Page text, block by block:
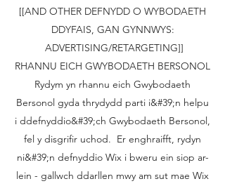
[[AND OTHER DEFNYDD O WYBODAETH
DDYFAIS, GAN GYNNWYS:
ADVERTISING/RETARGETING]]
RHANNU EICH GWYBODAETH BERSONOL
Rydym yn rhannu eich Gwybodaeth
Bersonol gyda thrydydd parti i&#39;n helpu
i ddefnyddio&#39;ch Gwybodaeth Bersonol,
fel y disgrifir uchod. Er enghraifft, rydyn
ni&#39;n defnyddio Wix i bweru ein siop ar-
lein - gallwch ddarllen mwy am sut mae Wix